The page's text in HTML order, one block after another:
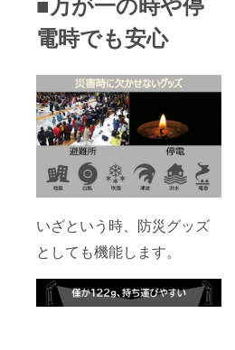
電時でも安心
いざという時、防災グッズ
としても機能します。